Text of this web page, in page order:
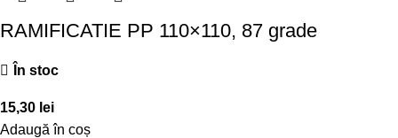
RAMIFICATIE PP 110×110, 87 grade
În stoc
15,30 lei
Adaugă în coș